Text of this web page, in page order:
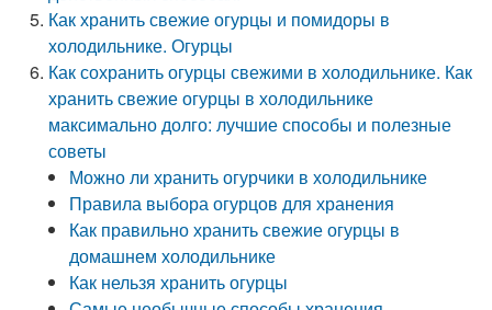
Как хранить свежие огурцы и помидоры в
холодильнике. Огурцы
Как сохранить огурцы свежими в холодильнике. Как
хранить свежие огурцы в холодильнике
максимально долго: лучшие способы и полезные
советы
Можно ли хранить огурчики в холодильнике
Правила выбора огурцов для хранения
Как правильно хранить свежие огурцы в
домашнем холодильнике
Как нельзя хранить огурцы